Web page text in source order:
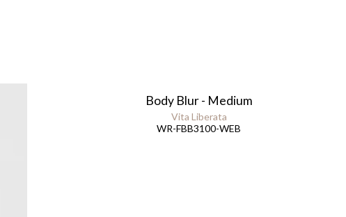
Body Blur - Medium
Vita Liberata
WR-FBB3100-WEB